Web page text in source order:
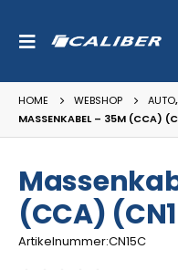
HOME WEBSHOP AUTO,
MASSENKABEL – 35M (CCA)
(CCA)
Artikelnummer:CN15C